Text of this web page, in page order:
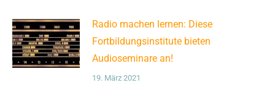
Radio machen lernen: Diese
Fortbildungsinstitute bieten
Audioseminare an!
19. März 2021